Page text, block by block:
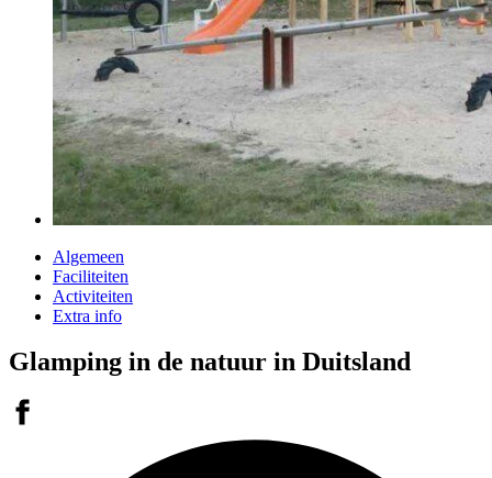
Algemeen
Faciliteiten
Activiteiten
Extra info
Glamping in de natuur in Duitsland